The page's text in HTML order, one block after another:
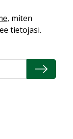
on
, miten
tietojasi.